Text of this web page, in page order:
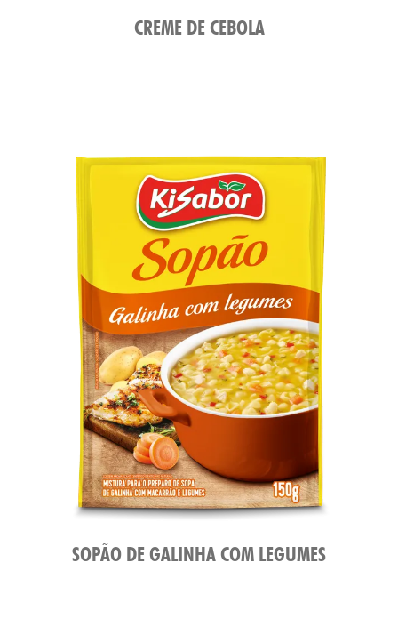
CREME DE CEBOLA
SOPÃO DE GALINHA COM LEGUMES